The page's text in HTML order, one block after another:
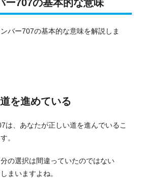
ー707の基本的な意味
バー707の基本的な意味を解説しま
を進めている
は、あなたが正しい道を進んでいるこ
。
の選択は間違っていたのではない
まいますよね。